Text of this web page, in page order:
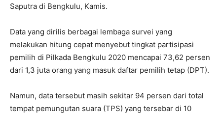
Saputra di Bengkulu, Kamis.
Data yang dirilis berbagai lembaga survei yang
melakukan hitung cepat menyebut tingkat partisipasi
pemilih di Pilkada Bengkulu 2020 mencapai 73,62 persen
dari 1,3 juta orang yang masuk daftar pemilih tetap (DPT).
Namun, data tersebut masih sekitar 94 persen dari total
tempat pemungutan suara (TPS) yang tersebar di 10